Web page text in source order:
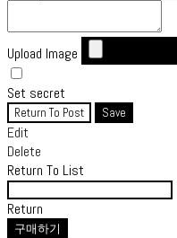
Upload Image
Set secret
Return To Post Save
Edit
Delete
Return To List
Return
구매하기